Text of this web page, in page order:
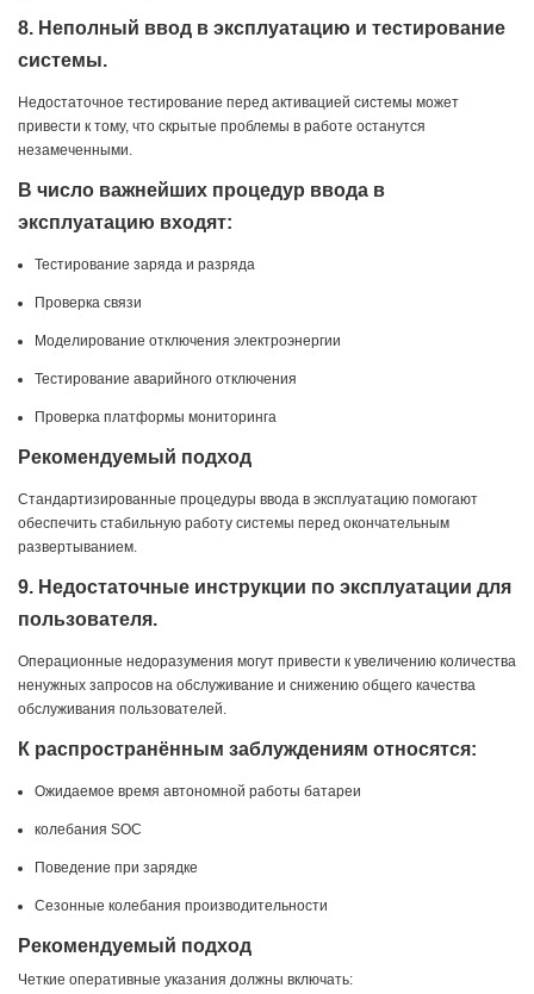
8. Неполный ввод в эксплуатацию и тестирование
системы.
Недостаточное тестирование перед активацией системы может
привести к тому, что скрытые проблемы в работе останутся
незамеченными.
В число важнейших процедур ввода в
эксплуатацию входят:
Тестирование заряда и разряда
Проверка связи
Моделирование отключения электроэнергии
Тестирование аварийного отключения
Проверка платформы мониторинга
Рекомендуемый подход
Стандартизированные процедуры ввода в эксплуатацию помогают
обеспечить стабильную работу системы перед окончательным
развертыванием.
9. Недостаточные инструкции по эксплуатации для
пользователя.
Операционные недоразумения могут привести к увеличению количества
ненужных запросов на обслуживание и снижению общего качества
обслуживания пользователей.
К распространённым заблуждениям относятся:
Ожидаемое время автономной работы батареи
колебания SOC
Поведение при зарядке
Сезонные колебания производительности
Рекомендуемый подход
Четкие оперативные указания должны включать: